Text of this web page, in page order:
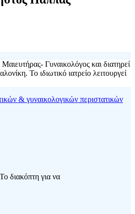
Μαιευτήρας- Γυναικολόγος και διατηρεί
Το ιδιωτικό ιατρείο λειτουργεί
& γυναικολογικών περιστατικών
Το διακόπτη για να